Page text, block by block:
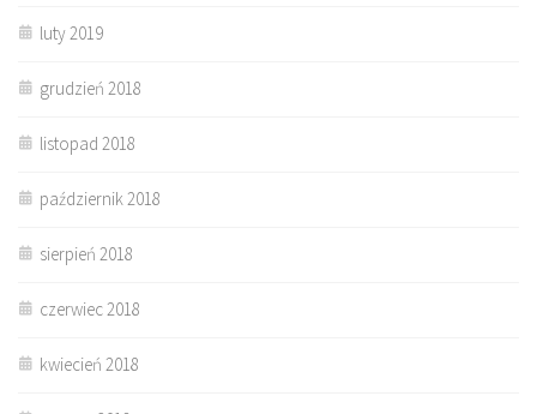
luty 2019
grudzień 2018
listopad 2018
październik 2018
sierpień 2018
czerwiec 2018
kwiecień 2018